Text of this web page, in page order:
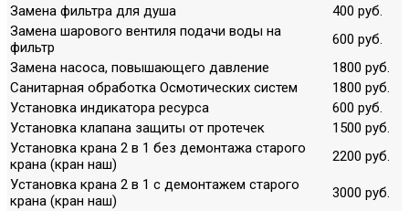
Замена фильтра для душа
400 руб.
Замена шарового вентиля подачи воды на
фильтр
600 руб.
Замена насоса, повышающего давление
1800 руб.
Санитарная обработка Осмотических систем
1800 руб.
Установка индикатора ресурса
600 руб.
Установка клапана защиты от протечек
1500 руб.
Установка крана 2 в 1 без демонтажа старого
крана (кран наш)
2200 руб.
Установка крана 2 в 1 с демонтажем старого
крана (кран наш)
3000 руб.